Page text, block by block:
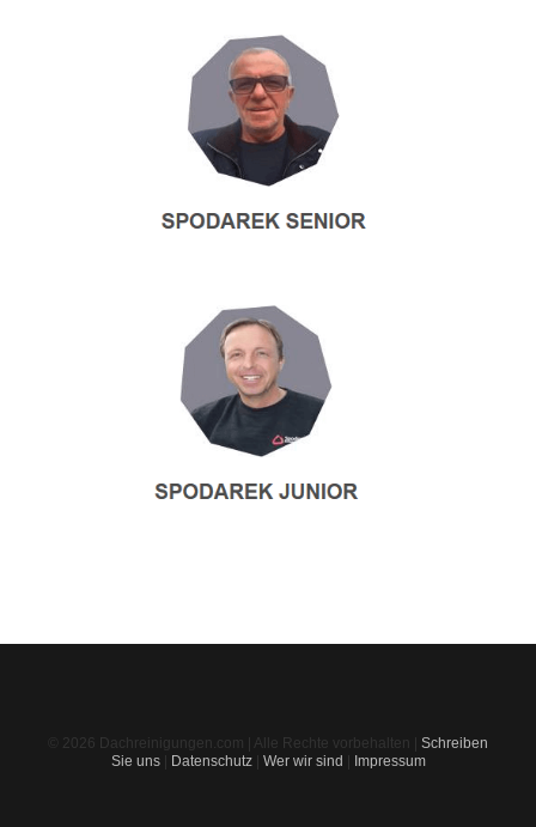
© 2026 Dachreinigungen.com | Alle Rechte vorbehalten | Schreiben
Sie uns| Datenschutz| Wer wir sind Impressum